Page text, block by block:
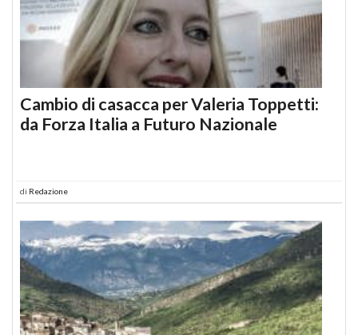
Cambio di casacca per Valeria Toppetti:
da Forza Italia a Futuro Nazionale
di Redazione